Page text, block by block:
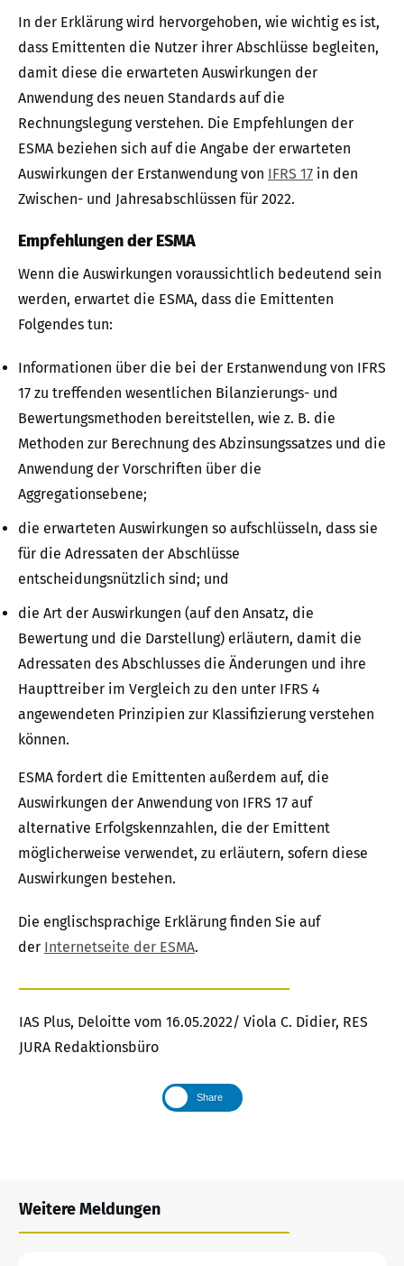
In der Erklärung wird hervorgehoben, wie wichtig es ist,
dass Emittenten die Nutzer ihrer Abschlüsse begleiten,
damit diese die erwarteten Auswirkungen der
Anwendung des neuen Standards auf die
Rechnungslegung verstehen. Die Empfehlungen der
ESMA beziehen sich auf die Angabe der erwarteten
Auswirkungen der Erstanwendung von IFRS 17 in den
Zwischen- und Jahresabschlüssen für 2022.
Empfehlungen der ESMA
Wenn die Auswirkungen voraussichtlich bedeutend sein
werden, erwartet die ESMA, dass die Emittenten
Folgendes tun:
Informationen über die bei der Erstanwendung von IFRS
17 zu treffenden wesentlichen Bilanzierungs- und
Bewertungsmethoden bereitstellen, wie z. B. die
Methoden zur Berechnung des Abzinsungssatzes und die
Anwendung der Vorschriften über die
Aggregationsebene;
die erwarteten Auswirkungen so aufschlüsseln, dass sie
für die Adressaten der Abschlüsse
entscheidungsnützlich sind; und
die Art der Auswirkungen (auf den Ansatz, die
Bewertung und die Darstellung) erläutern, damit die
Adressaten des Abschlusses die Änderungen und ihre
Haupttreiber im Vergleich zu den unter IFRS 4
angewendeten Prinzipien zur Klassifizierung verstehen
können.
ESMA fordert die Emittenten außerdem auf, die
Auswirkungen der Anwendung von IFRS 17 auf
alternative Erfolgskennzahlen, die der Emittent
möglicherweise verwendet, zu erläutern, sofern diese
Auswirkungen bestehen.
Die englischsprachige Erklärung finden Sie auf
der Internetseite der ESMA.
IAS Plus, Deloitte vom 16.05.2022/ Viola C. Didier, RES
JURA Redaktionsbüro
Share
Weitere Meldungen